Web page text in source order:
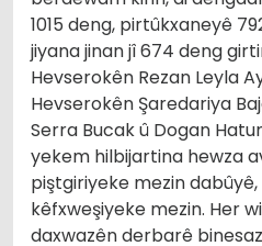
1015 deng, pirtûkxaneyê
jiyana jinan jî 674 deng
Hevserokên Rezan Leyla
Hevserokên Şaredariya
Serra Bucak û Dogan
yekem hilbijartina hewza
piştgiriyeke mezin
kêfxweşiyeke mezin. Her
daxwazên derbarê